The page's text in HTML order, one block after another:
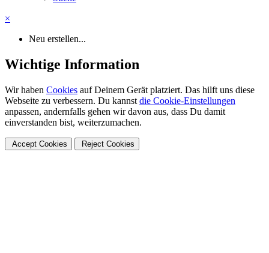
×
Neu erstellen...
Wichtige Information
Wir haben Cookies auf Deinem Gerät platziert. Das hilft uns diese
Webseite zu verbessern. Du kannst die Cookie-Einstellungen
anpassen, andernfalls gehen wir davon aus, dass Du damit
einverstanden bist, weiterzumachen.
Accept Cookies Reject Cookies